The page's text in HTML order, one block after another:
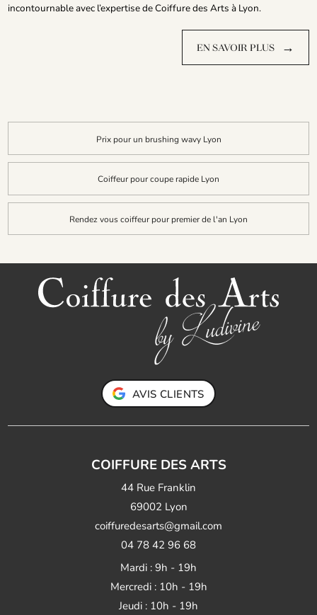
incontournable avec l’expertise de Coiffure des Arts à Lyon.
EN SAVOIR PLUS →
Prix pour un brushing wavy Lyon
Coiffeur pour coupe rapide Lyon
Rendez vous coiffeur pour premier de l'an Lyon
AVIS CLIENTS
COIFFURE DES ARTS
44 Rue Franklin
69002 Lyon
coiffuredesarts@gmail.com
04 78 42 96 68
Mardi : 9h - 19h
Mercredi : 10h - 19h
Jeudi : 10h - 19h